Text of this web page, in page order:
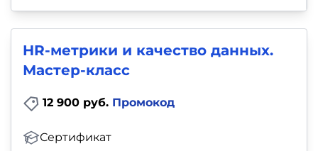
HR-метрики и качество данных.
Мастер-класс
12 900 руб. Промокод
Сертификат